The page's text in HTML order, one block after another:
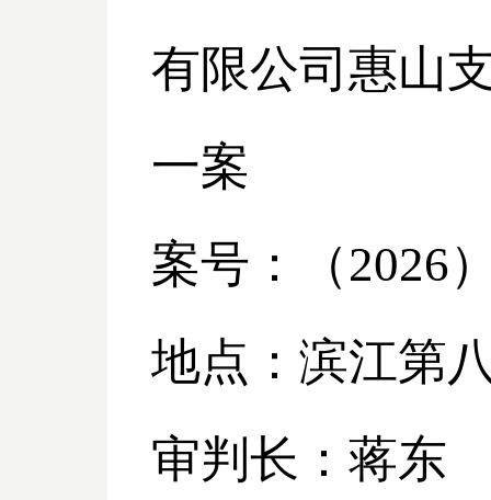
有限公司惠山
一案
案号：（2026
地点：滨江第
审判长：蒋东